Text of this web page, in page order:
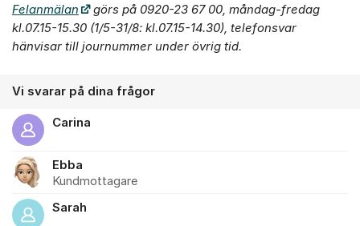
Felanmälan
görs på 0920-23 67 00, måndag-fredag
kl.07.15-15.30 (1/5-31/8: kl.07.15-14.30), telefonsvar
hänvisar till journummer under övrig tid.
Vi svarar på dina frågor
Carina
Ebba
Kundmottagare
Sarah